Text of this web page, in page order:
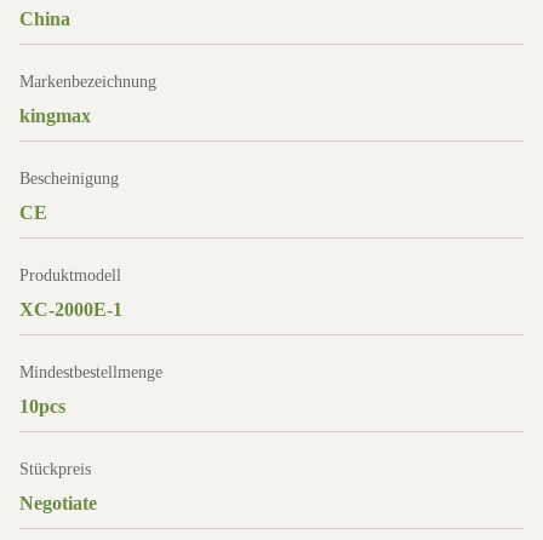
China
Markenbezeichnung
kingmax
Bescheinigung
CE
Produktmodell
XC-2000E-1
Mindestbestellmenge
10pcs
Stückpreis
Negotiate